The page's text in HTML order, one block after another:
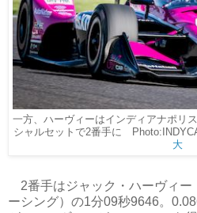
一方、ハーヴィーはインディアナポリ
シャルセットで2番手に
大
2番手はジャック・ハーヴィー
ーシング）の1分09秒9646。